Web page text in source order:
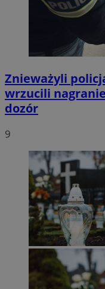
Znieważyli
wrzucili
dozór
9